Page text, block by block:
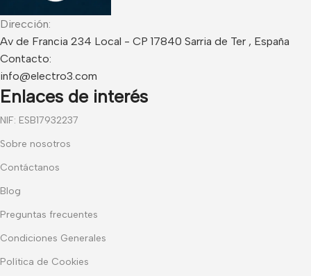
Dirección:
Av de Francia 234 Local - CP 17840 Sarria de Ter , España
Contacto:
info@electro3.com
Enlaces de interés
NIF: ESB17932237
Sobre nosotros
Contáctanos
Blog
Preguntas frecuentes
Condiciones Generales
Política de Cookies